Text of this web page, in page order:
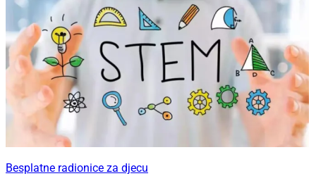
Besplatne radionice za djecu